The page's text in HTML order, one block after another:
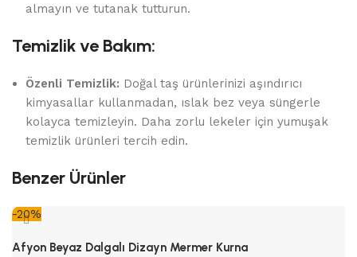
almayın ve tutanak tutturun.
Temizlik ve Bakım:
Özenli Temizlik: Doğal taş ürünlerinizi aşındırıcı
kimyasallar kullanmadan, ıslak bez veya süngerle
kolayca temizleyin. Daha zorlu lekeler için yumuşak
temizlik ürünleri tercih edin.
Benzer Ürünler
-20%
Afyon Beyaz Dalgalı Dizayn Mermer Kurna